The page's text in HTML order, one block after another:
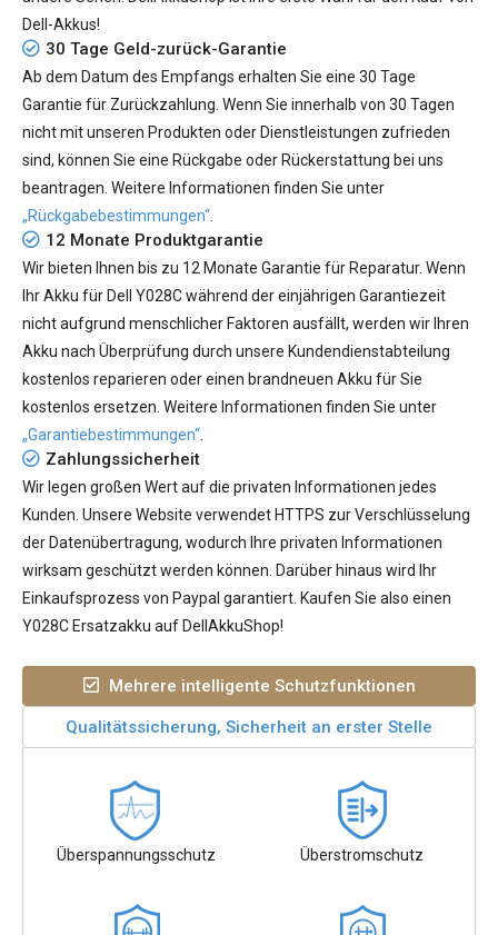
Dell-Akkus!
30 Tage Geld-zurück-Garantie
Ab dem Datum des Empfangs erhalten Sie eine 30 Tage
Garantie für Zurückzahlung. Wenn Sie innerhalb von 30 Tagen
nicht mit unseren Produkten oder Dienstleistungen zufrieden
sind, können Sie eine Rückgabe oder Rückerstattung bei uns
beantragen. Weitere Informationen finden Sie unter
„Rückgabebestimmungen“
12 Monate Produktgarantie
Wir bieten Ihnen bis zu 12 Monate Garantie für Reparatur. Wenn
IhrAkku für Dell Y028Cwährend der einjährigen Garantiezeit
nicht aufgrund menschlicher Faktoren ausfällt, werden wir Ihren
Akku nach Überprüfung durch unsere Kundendienstabteilung
kostenlos reparieren oder einen brandneuen Akku für Sie
kostenlos ersetzen. Weitere Informationen finden Sie unter
„Garantiebestimmungen“
Zahlungssicherheit
Wir legen großen Wert auf die privaten Informationen jedes
Kunden. Unsere Website verwendet HTTPS zur Verschlüsselung
der Datenübertragung, wodurch Ihre privaten Informationen
wirksam geschützt werden können. Darüber hinaus wird Ihr
Einkaufsprozess von Paypal garantiert. Kaufen Sie also einen
Y028C Ersatzakku auf DellAkkuShop!
Mehrere intelligente Schutzfunktionen
Qualitätssicherung, Sicherheit an erster Stelle
Überspannungsschutz Überstromschutz